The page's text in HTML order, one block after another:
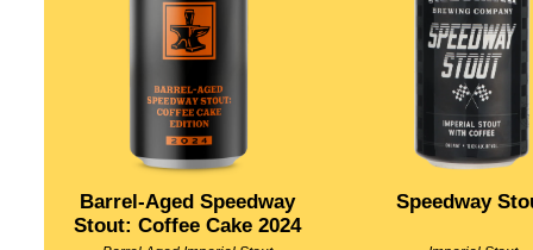
Barrel-Aged Speedway
Stout: Coffee Cake 2024
Speedway